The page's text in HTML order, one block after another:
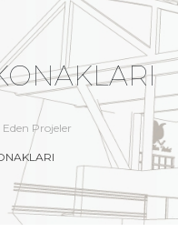
Projeler